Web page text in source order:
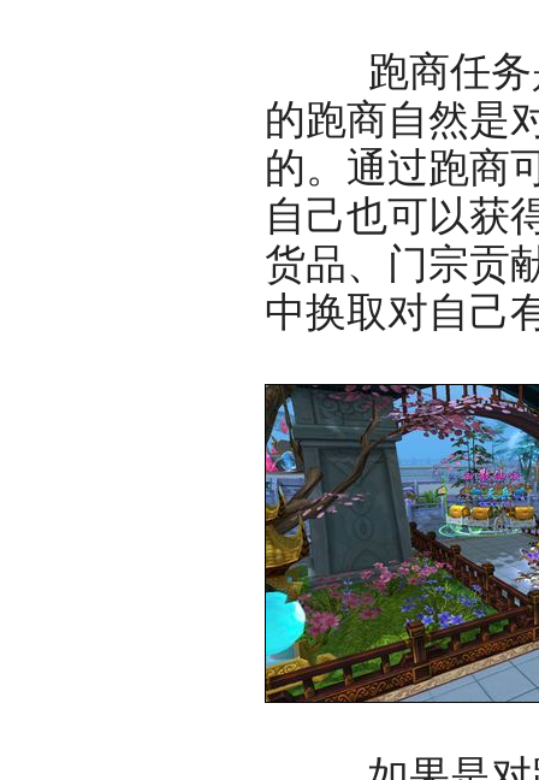
跑商任务是
的跑商自然是
的。通过跑商
自己也可以获
货品、门宗贡
中换取对自己